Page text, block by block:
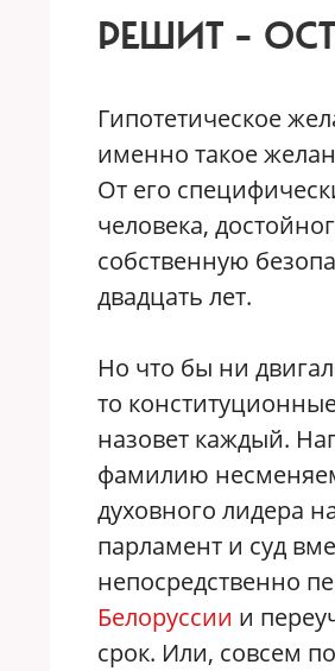
РЕШИТ –
Гипотетическое
именно такое
От его
человека,
собственную
двадцать лет.
Но что бы ни
то
назовет каждый.
фамилию
духовного лидера
парламент и суд
непосредственно
Белоруссии и
срок. Или, совсем